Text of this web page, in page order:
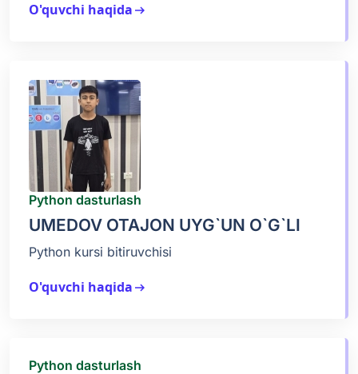
O'quvchi haqidaarrow_right_alt
Python dasturlash
UMEDOV OTAJON UYG`UN O`G`LI
Python kursi bitiruvchisi
O'quvchi haqidaarrow_right_alt
Python dasturlash